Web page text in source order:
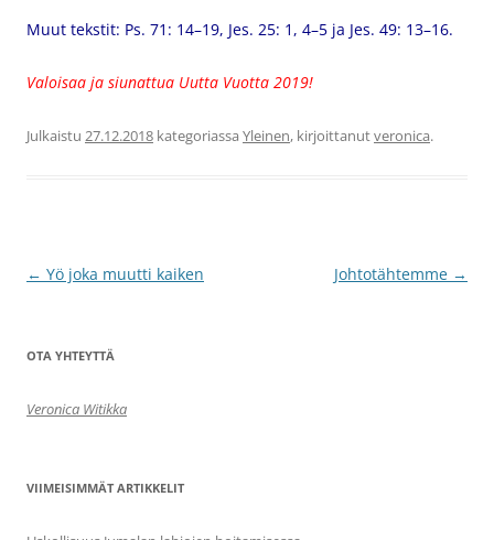
Muut tekstit: Ps. 71: 14–19, Jes. 25: 1, 4–5 ja Jes. 49: 13–16.
Valoisaa ja siunattua Uutta Vuotta 2019!
Julkaistu 27.12.2018 kategoriassa Yleinen, kirjoittanutveronica.
Artikkelien
← Yö joka muutti kaiken Johtotähtemme →
OTA YHTEYTTÄ
Veronica Witikka
VIIMEISIMMÄT ARTIKKELIT